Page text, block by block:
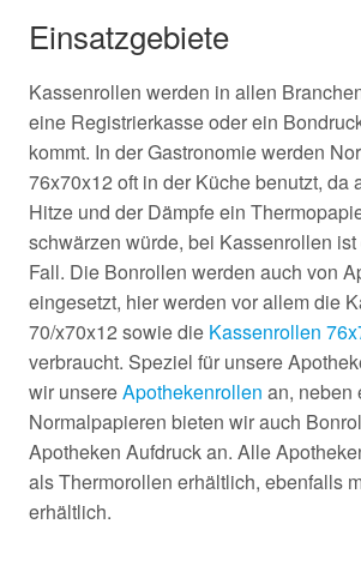
Einsatzgebiete
Kassenrollen werden in allen
eine Registrierkasse oder ein
kommt. In der Gastronomie werden
76x70x12 oft in der Küche benutzt, da
Hitze und der Dämpfe ein
schwärzen würde, bei Kassenrollen
Fall. Die Bonrollen werden auch von
eingesetzt, hier werden vor allem die
70/x70x12 sowie die Kassenrollen
verbraucht. Speziel für unsere
wir unsereApothekenrollen an, neben
Normalpapieren bieten wir auch
Apotheken Aufdruck an. Alle
als Thermorollen erhältlich, ebenfalls
erhältlich.